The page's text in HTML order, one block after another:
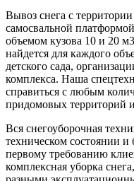
Вывоз снега с
самосвальной
объемом кузова 10 и 20
найдется для каждого
детского сада,
комплекса. Наша
справиться с любым
придомовых территорий
Вся снегоуборочная
техническом состоянии и
первому требованию
комплексная уборка